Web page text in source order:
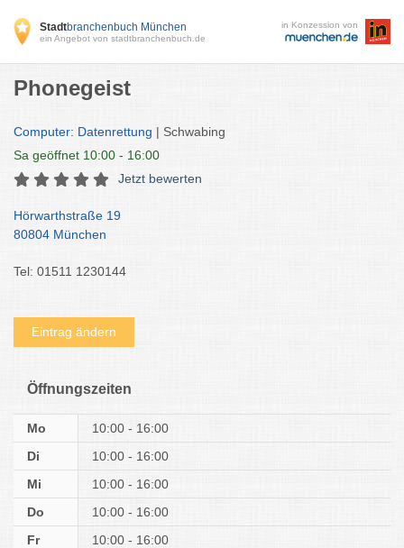
Stadtbranchenbuch München
ein Angebot von stadtbranchenbuch.de
in Konzession von
Phonegeist
Computer: Datenrettung | Schwabing
Sa geöffnet 10:00 - 16:00
Jetzt bewerten
Hörwarthstraße 19
80804 München
Tel: 01511 1230144
Eintrag ändern
Öffnungszeiten
Mo
10:00 - 16:00
Di
10:00 - 16:00
Mi
10:00 - 16:00
Do
10:00 - 16:00
Fr
10:00 - 16:00